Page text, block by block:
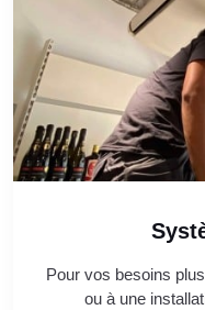
Pour vos besoins
ou à une